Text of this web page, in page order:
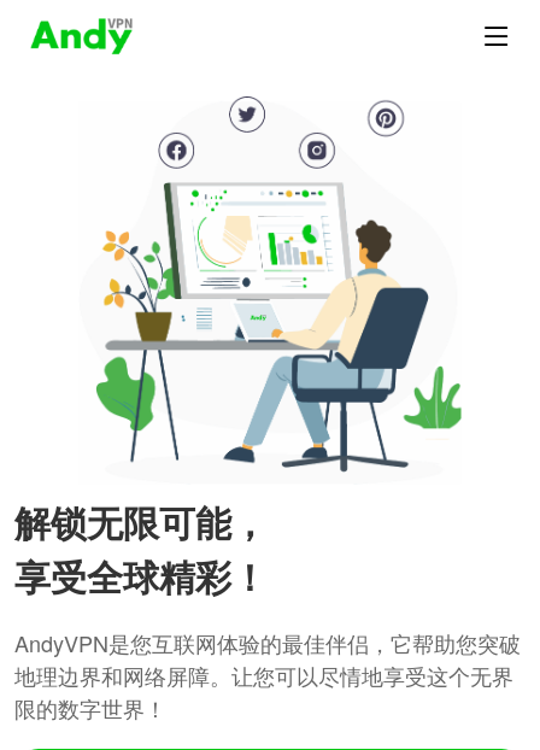
解锁无限可能，
享受全球精彩！
AndyVPN是您互联网体验的最佳伴侣，它帮助您突破
地理边界和网络屏障。让您可以尽情地享受这个无界
限的数字世界！